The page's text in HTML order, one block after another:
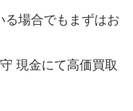
る場合でもまずはお
現金にて高価買取